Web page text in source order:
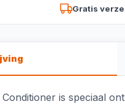
Gratis
is speciaal